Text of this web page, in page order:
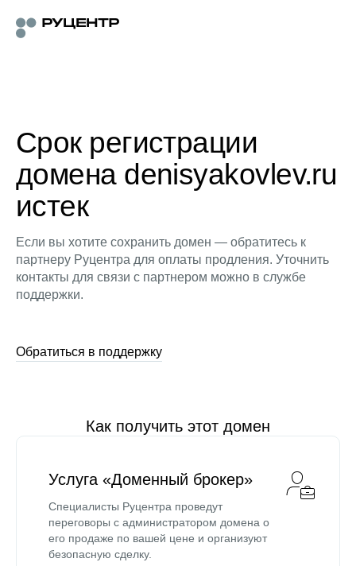
Срок регистрации
домена denisyakovlev.ru
истек
Если вы хотите сохранить домен — обратитесь к
партнеру Руцентра для оплаты продления. Уточнить
контакты для связи с партнером можно в службе
поддержки.
Обратиться в поддержку
Как получить этот домен
Услуга «Доменный брокер»
Специалисты Руцентра проведут
переговоры с администратором домена о
его продаже по вашей цене и организуют
безопасную сделку.